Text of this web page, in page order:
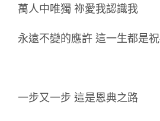
萬人中唯獨 祢愛我認識我
永遠不變的應許 這一生都是
一步又一步 這是恩典之路